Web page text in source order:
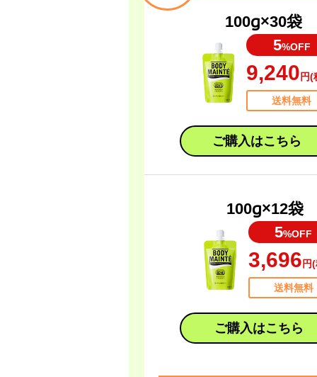
100g×30袋
5%OFF
9,240 円(
送料無料
ご購入はこちら
100g×12袋
5%OFF
3,696 円
送料無料
ご購入はこちら